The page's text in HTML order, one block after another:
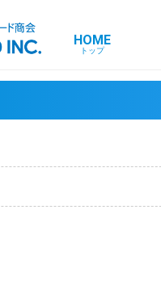
HOME
トップ